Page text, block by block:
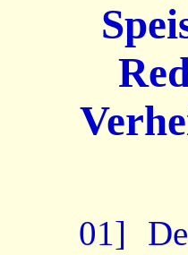
01]